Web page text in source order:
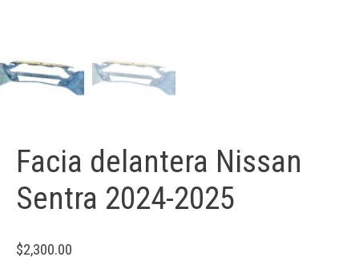
Facia delantera Nissan
Sentra 2024-2025
$2,300.00